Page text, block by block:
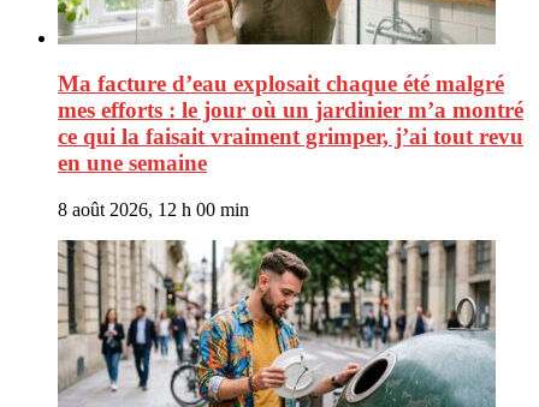
Ma facture d’eau explosait chaque été malgré
mes efforts : le jour où un jardinier m’a montré
ce qui la faisait vraiment grimper, j’ai tout revu
en une semaine
8 août 2026, 12 h 00 min